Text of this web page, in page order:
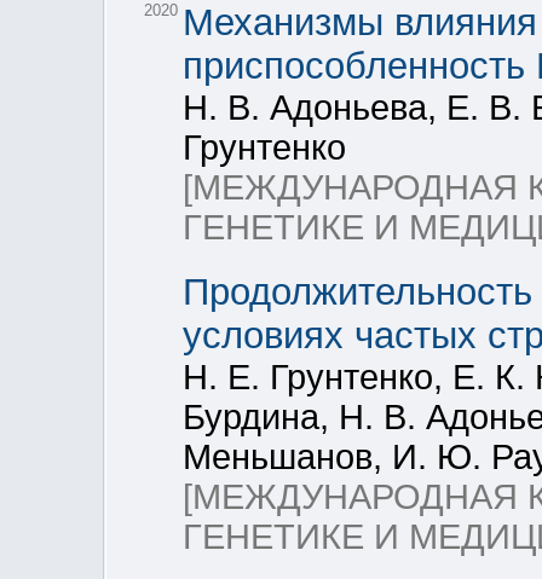
2020 Механизмы
Н. В. Адоньева, Е.
Грунтенко
[МЕЖДУНАРОДНАЯ
ГЕНЕТИКЕ И
условиях частых
Н. Е. Грунтенко, Е.
Бурдина, Н. В.
Меньшанов, И. Ю.
[МЕЖДУНАРОДНАЯ
ГЕНЕТИКЕ И